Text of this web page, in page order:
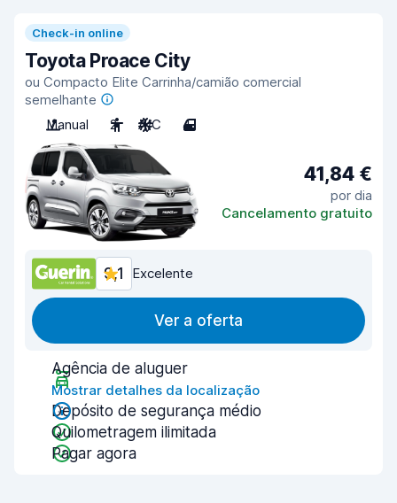
Check-in online
Toyota Proace City
ou Compacto Elite Carrinha/camião comercial
semelhante
Manual
2 A/C 4
41,84 €
por dia
Cancelamento gratuito
9,1 Excelente
Ver a oferta
Agência de aluguer
Mostrar detalhes da localização
Depósito de segurança médio
Quilometragem ilimitada
Pagar agora